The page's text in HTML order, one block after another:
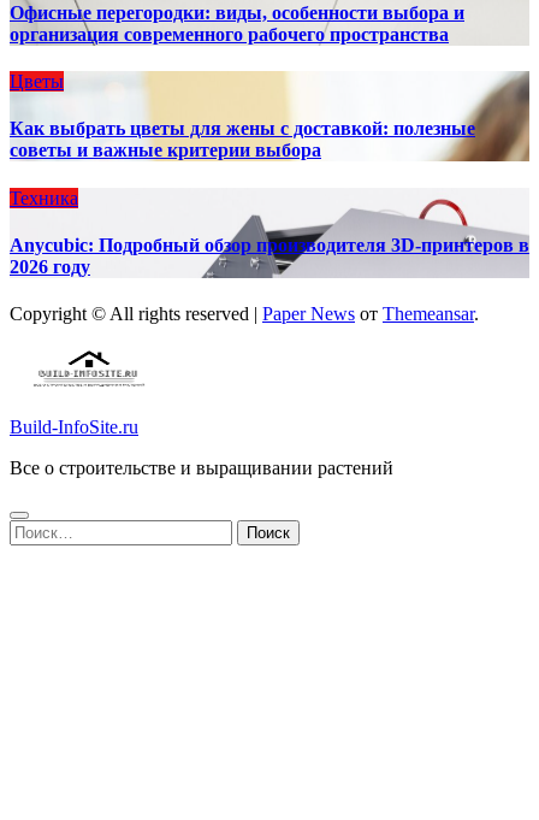
Офисные перегородки: виды, особенности выбора и
организация современного рабочего пространства
Цветы
Как выбрать цветы для жены с доставкой: полезные
советы и важные критерии выбора
Техника
Anycubic: Подробный обзор производителя 3D-принтеров в
2026 году
Copyright © All rights reserved | Paper News от Themeansar.
Build-InfoSite.ru
Все о строительстве и выращивании растений
Найти: